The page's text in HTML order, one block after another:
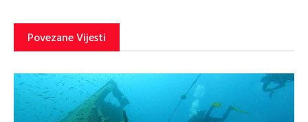
Povezane Vijesti